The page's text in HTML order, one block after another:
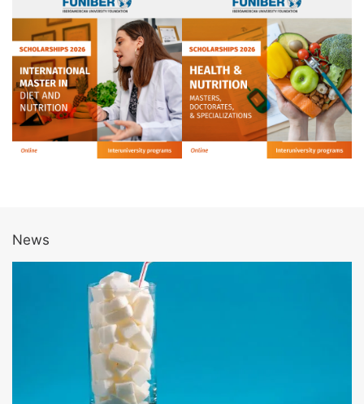
News